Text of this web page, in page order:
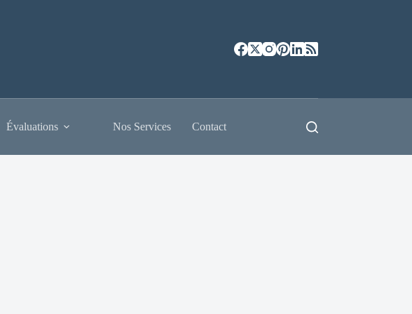
Évaluations Nos Services Contact